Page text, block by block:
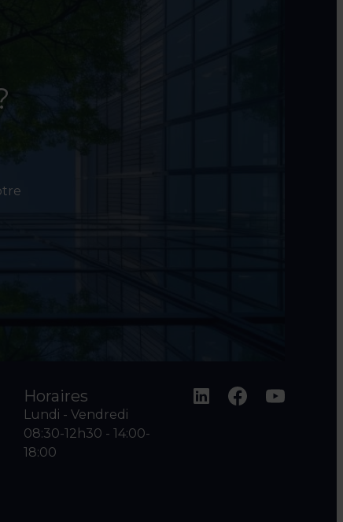
Horaires
Lundi - Vendredi
08:30-12h30 - 14:00-
18:00